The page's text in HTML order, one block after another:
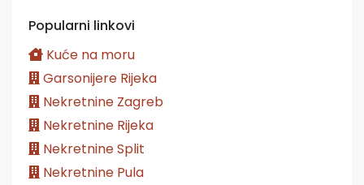
Popularni linkovi
Kuće na moru
Garsonijere Rijeka
Nekretnine Zagreb
Nekretnine Rijeka
Nekretnine Split
Nekretnine Pula